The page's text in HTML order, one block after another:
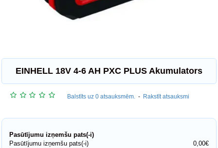
EINHELL 18V 4-6 AH PXC PLUS Akumulators
Balstīts uz 0 atsauksmēm. - Rakstīt atsauksmi
Pasūtījumu izņemšu pats(-i)
Pasūtījumu izņemšu pats(-i)
0,00€